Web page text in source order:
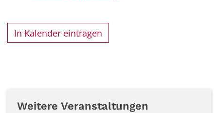
In Kalender eintragen
Weitere Veranstaltungen